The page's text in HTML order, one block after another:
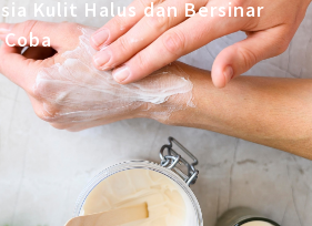
Kulit Halus dan Bersinar